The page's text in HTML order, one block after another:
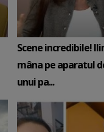
Scene incredibile!
mâna pe aparatul
unui pa...